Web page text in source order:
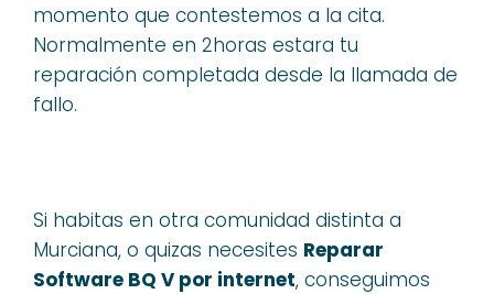
momento que contestemos a la cita.
Normalmente en 2horas estara tu
reparación completada desde la llamada de
fallo.
Si habitas en otra comunidad distinta a
Murciana, o quizas necesites Reparar
Software BQ V por internet, conseguimos